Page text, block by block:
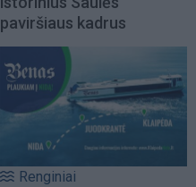
paviršiaus kadrus
Renginiai